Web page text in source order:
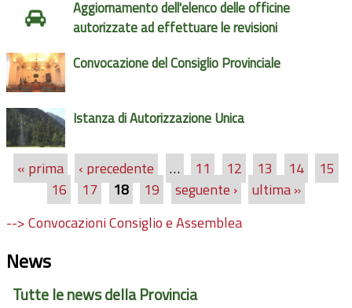
Aggiornamento dell'elenco delle officine
autorizzate ad effettuare le revisioni
Convocazione del Consiglio Provinciale
Istanza di Autorizzazione Unica
Pagine
« prima ‹ precedente … 11 12 13 14
15
16
17 18 19 seguente ›
ultima »
--> Convocazioni Consiglio e Assemblea
News
Tutte le news della Provincia